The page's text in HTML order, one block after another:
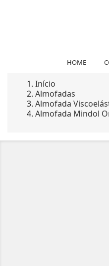
HOME
Início
Almofadas
Almofada
Almofada Mindol